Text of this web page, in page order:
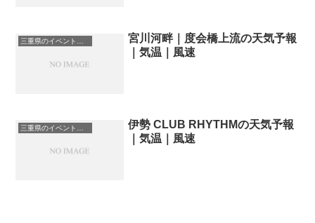
宮川河畔｜度会橋上流の天気予報
｜気温｜風速
伊勢 CLUB RHYTHMの天気予報
｜気温｜風速